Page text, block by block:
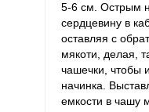
E
Биотин 27 мг
Витамин
К
83.1 мкг
5-6 см. Острым
сердцевину в
оставляя с
мякоти, делая,
чашечки, чтобы
начинка.
емкости в чашу